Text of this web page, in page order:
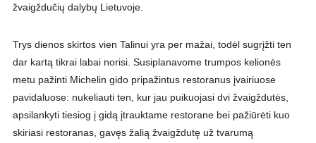
žvaigždučių dalybų Lietuvoje.
Trys dienos skirtos vien Talinui yra per mažai, todėl sugrįžti ten
dar kartą tikrai labai norisi. Susiplanavome trumpos kelionės
metu pažinti Michelin gido pripažintus restoranus įvairiuose
pavidaluose: nukeliauti ten, kur jau puikuojasi dvi žvaigždutės,
apsilankyti tiesiog į gidą įtrauktame restorane bei pažiūrėti kuo
skiriasi restoranas, gavęs žalią žvaigždutę už tvarumą